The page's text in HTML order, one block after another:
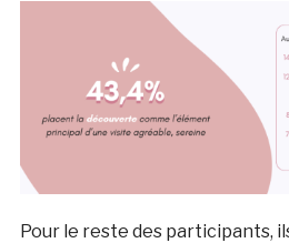
Pour le reste des participants,